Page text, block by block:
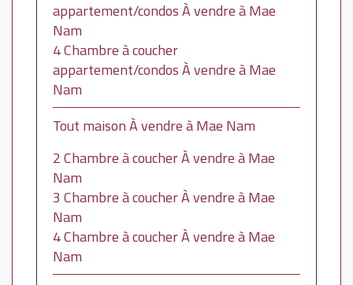
appartement/condos À vendre à Mae
Nam
4 Chambre à coucher
appartement/condos À vendre à Mae
Nam
Tout maison À vendre à Mae Nam
2 Chambre à coucher À vendre à Mae
Nam
3 Chambre à coucher À vendre à Mae
Nam
4 Chambre à coucher À vendre à Mae
Nam